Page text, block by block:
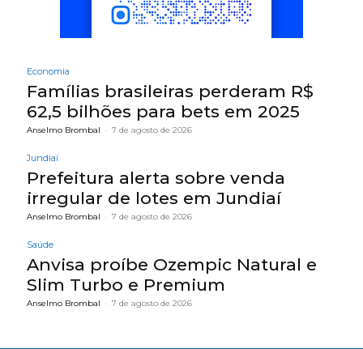
Economia
Famílias brasileiras perderam R$
62,5 bilhões para bets em 2025
Anselmo Brombal - 7 de agosto de 2026
Jundiaí
Prefeitura alerta sobre venda
irregular de lotes em Jundiaí
Anselmo Brombal - 7 de agosto de 2026
Saúde
Anvisa proíbe Ozempic Natural e
Slim Turbo e Premium
Anselmo Brombal - 7 de agosto de 2026